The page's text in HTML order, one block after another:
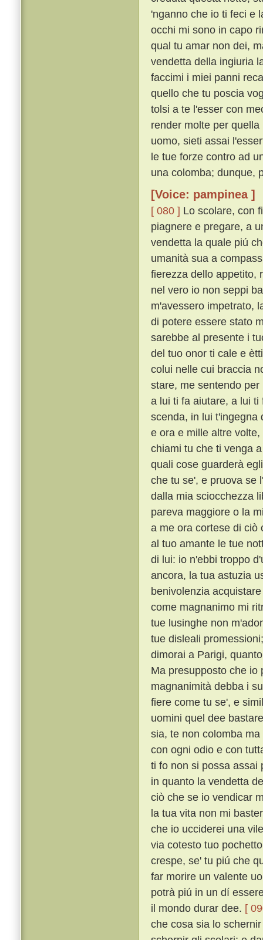
'nganno che io ti feci e
occhi mi sono in capo
qual tu amar non dei,
vendetta della ingiuria
faccimi i miei panni
quello che tu poscia
tolsi a te l'esser con
render molte per
uomo, sieti assai
le tue forze contro ad
una colomba; dunque,
[Voice: pampinea ]
[ 080 ] Lo scolare, con
piagnere e pregare, a
vendetta la quale piú
umanità sua a
fierezza dello appetito,
nel vero io non seppi
m'avessero impetrato,
di potere essere stato
sarebbe al presente i
del tuo onor ti cale e
colui nelle cui braccia
stare, me sentendo
a lui ti fa aiutare, a lui
scenda, in lui t'ingegna
e ora e mille altre
chiami tu che ti venga
quali cose guarderà
che tu se', e pruova se
dalla mia sciocchezza
pareva maggiore o la
a me ora cortese di ciò
al tuo amante le tue
di lui: io n'ebbi troppo
ancora, la tua astuzia
benivolenzia
come magnanimo mi
tue lusinghe non
tue disleali
dimorai a Parigi,
Ma presupposto che io
magnanimità debba i
fiere come tu se', e
uomini quel dee
sia, te non colomba
con ogni odio e con
ti fo non si possa assai
in quanto la vendetta
ciò che se io vendicar
la tua vita non mi
che io ucciderei una
via cotesto tuo
crespe, se' tu piú che
far morire un valente
potrà piú in un dí
il mondo durar dee. [
che cosa sia lo